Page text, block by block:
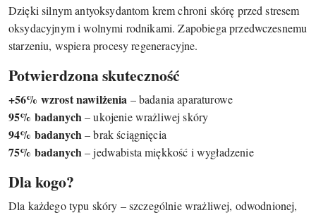
Dzięki silnym antyoksydantom krem chroni skórę przed stresem
oksydacyjnym i wolnymi rodnikami. Zapobiega przedwczesnemu
starzeniu, wspiera procesy regeneracyjne.
Potwierdzona skuteczność
+56% wzrost nawilżenia – badania aparaturowe
95% badanych– ukojenie wrażliwej skóry
94% badanych– brak ściągnięcia
75% badanych– jedwabista miękkość i wygładzenie
Dla kogo?
Dla każdego typu skóry – szczególnie wrażliwej, odwodnionej,